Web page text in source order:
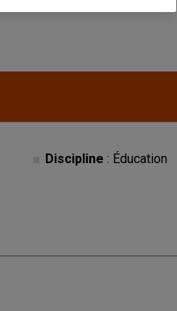
Discipline : Éducation